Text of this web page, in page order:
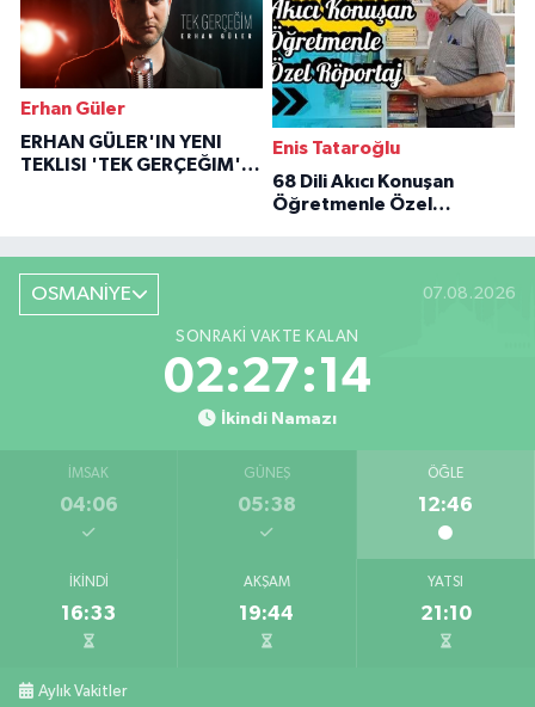
Erhan Güler
ERHAN GÜLER'IN YENI
TEKLISI 'TEK GERÇEĞIM'LE
Enis Tataroğlu
68 Dili Akıcı Konuşan
Öğretmenle Özel
OSMANİYE 07.08.2026
SONRAKI VAKTE KALAN
02:27:13
İkindi Namazı
İMSAK
04:06
GÜNEŞ
05:38
ÖĞLE
12:46
İKINDI
16:33
AKŞAM
19:44
YATSI
21:10
Aylık Vakitler